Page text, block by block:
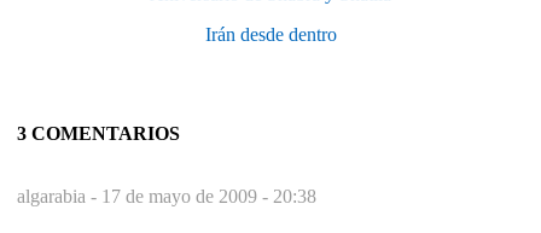
Irán desde dentro
3 COMENTARIOS
algarabia - 17 de mayo de 2009 - 20:38